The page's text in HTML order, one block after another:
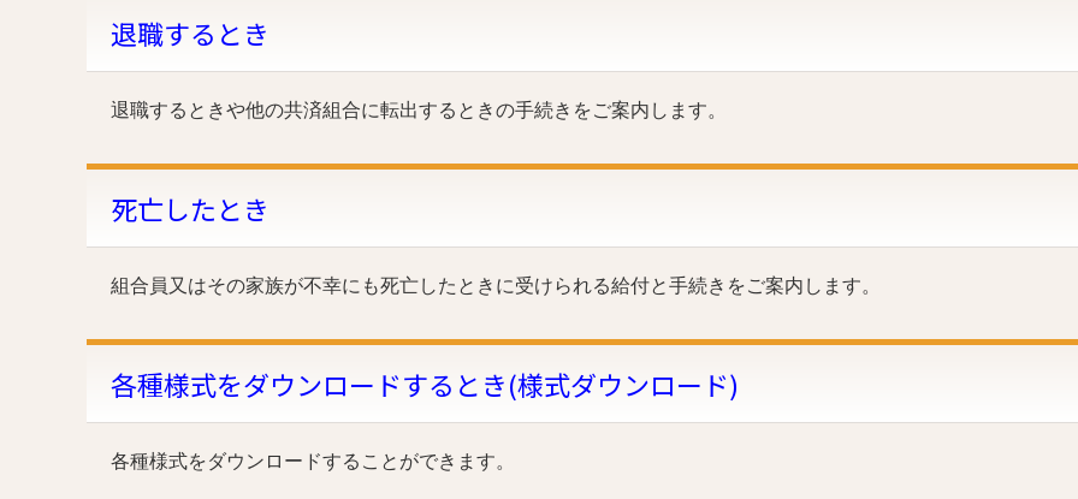
退職するとき
退職するときや他の共済組合に転出するときの手続きをご案内します。
死亡したとき
組合員又はその家族が不幸にも死亡したときに受けられる給付と手続きをご案内します。
各種様式をダウンロードするとき(様式ダウンロード)
各種様式をダウンロードすることができます。